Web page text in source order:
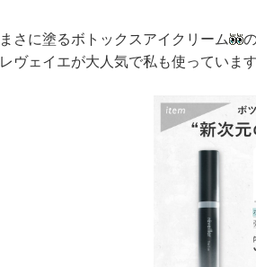
まさに塗るボトックスアイクリーム
レヴェイエが大人気で私も使っていま